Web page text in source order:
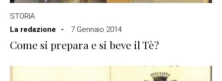
STORIA
La redazione
7 Gennaio 2014
Come si prepara e si beve il Tè?